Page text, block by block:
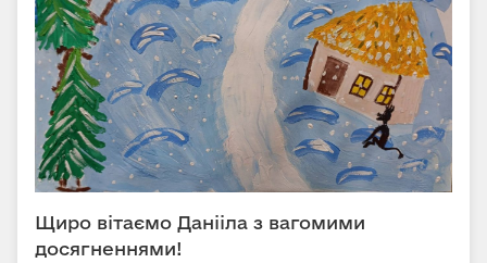
Щиро вітаємо Данііла з вагомими
досягненнями!